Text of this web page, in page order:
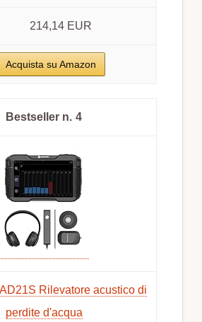
214,14 EUR
Acquista su Amazon
4
Rilevatore acustico di
perdite d'acqua